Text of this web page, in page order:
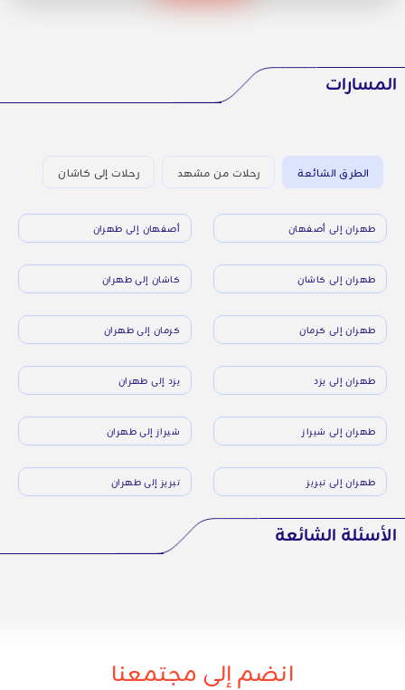
المسارات
الطرق الشائعة رحلات من مشهد رحلات إلى كاشان
طهران إلى أصفهان أصفهان إلى طهران
طهران إلى كاشان كاشان إلى طهران
طهران إلى كرمان كرمان إلى طهران
طهران إلى يزد يزد إلى طهران
طهران إلى شيراز شيراز إلى طهران
طهران إلى تبريز تبريز إلى طهران
الأسئلة الشائعة
انضم إلى مجتمعنا